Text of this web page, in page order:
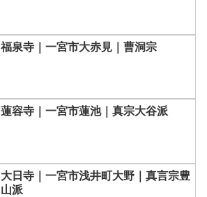
福泉寺｜一宮市大赤見｜曹洞宗
蓮容寺｜一宮市蓮池｜真宗大谷派
大日寺｜一宮市浅井町大野｜真言宗豊
山派